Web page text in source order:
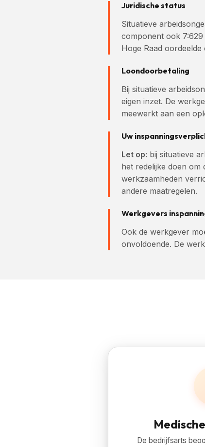
Juridische status
Situatieve
component ook 7:629
Hoge Raad
Loondoorbetaling
Bij situatieve
eigen inzet. De
meewerkt aan een
Uw
Let op: bij situatieve
het redelijke doen om
werkzaamheden
andere maatregelen.
Werkgevers
Ook de werkgever
onvoldoende. De
De bedrijfsarts